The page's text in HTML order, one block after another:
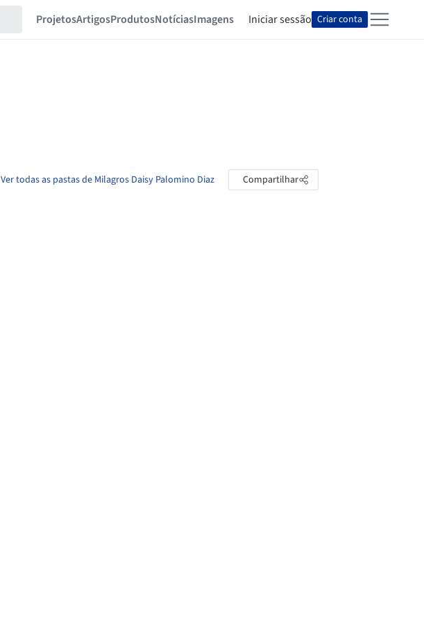
ProjetosArtigosProdutosNotíciasImagens Iniciar sessão Criar conta
Ver todas as pastas de Milagros Daisy Palomino Diaz Compartilhar